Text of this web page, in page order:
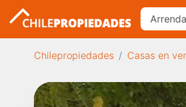
Chilepropiedades Casas en